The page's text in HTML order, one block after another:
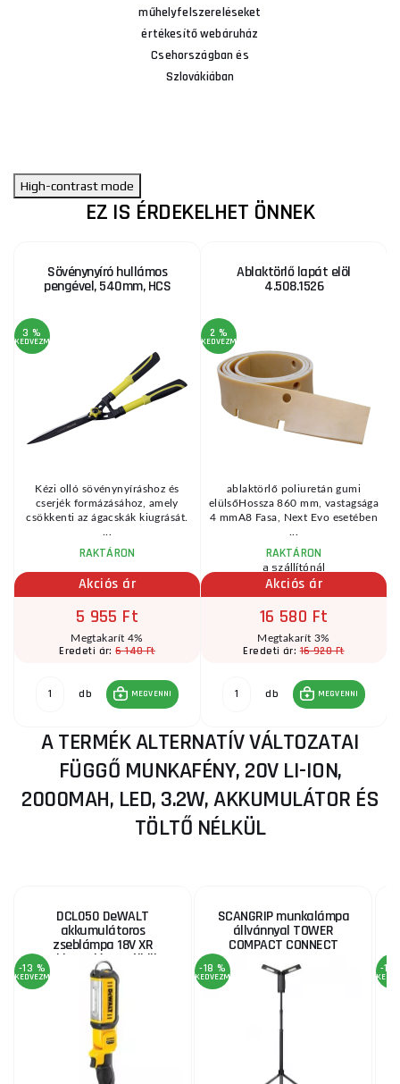
műhelyfelszereléseket
értékesítő webáruház
Csehországban és
Szlovákiában
High-contrast mode
EZ IS ÉRDEKELHET ÖNNEK
Sövénynyíró hullámos
pengével, 540mm, HCS
3 %
KEDVEZMÉNY
Kézi olló sövénynyíráshoz és
cserjék formázásához, amely
csökkenti az ágacskák kiugrását.
RAKTÁRON
Akciós ár
5 955 Ft
Megtakarít 4%
Eredeti ár:6 140 Ft
db MEGVENNI
Ablaktörlő lapát elöl
4.508.1526
2 %
KEDVEZMÉNY
ablaktörlő poliuretán gumi
elülsőHossza 860 mm, vastagsága
4 mmA8 Fasa, Next Evo esetében
RAKTÁRON
a szállítónál
Akciós ár
16 580 Ft
Megtakarít 3%
Eredeti ár:16 920 Ft
db MEGVENNI
A TERMÉK ALTERNATÍV VÁLTOZATAI
FÜGGŐ MUNKAFÉNY, 20V LI-ION,
2000MAH, LED, 3.2W, AKKUMULÁTOR ÉS
TÖLTŐ NÉLKÜL
DCL050 DeWALT
akkumulátoros
zseblámpa 18V XR
akkumulátor nélkül
-13 %
KEDVEZMÉNY
SCANGRIP munkalámpa
állvánnyal TOWER
COMPACT CONNECT
-18 %
KEDVEZMÉNY
-18